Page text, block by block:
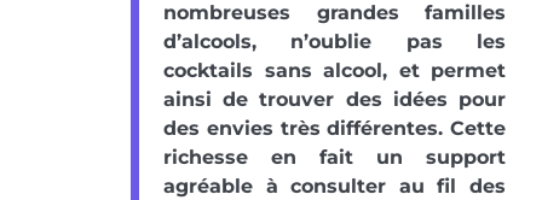
nombreuses grandes familles
d’alcools, n’oublie pas les
cocktails sans alcool, et permet
ainsi de trouver des idées pour
des envies très différentes. Cette
richesse en fait un support
agréable à consulter au fil des